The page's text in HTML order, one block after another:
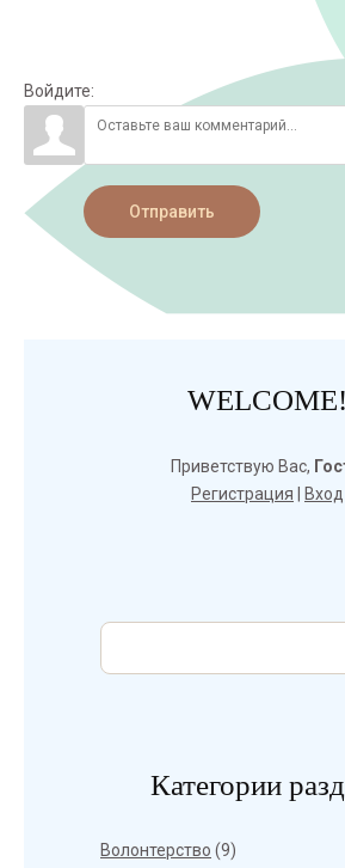
Войдите:
Отправить
WELCOME!
Приветствую Вас,
Регистрация
Вход
Категории
Волонтерство (9)